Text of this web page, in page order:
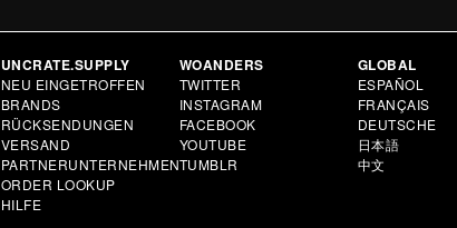
UNCRATE.SUPPLY
NEU EINGETROFFEN
BRANDS
RÜCKSENDUNGEN
VERSAND
PARTNERUNTERNEHMEN
ORDER LOOKUP
HILFE
WOANDERS
TWITTER
INSTAGRAM
FACEBOOK
YOUTUBE
TUMBLR
GLOBAL
ESPAÑOL
FRANÇAIS
DEUTSCHE
日本語
中文